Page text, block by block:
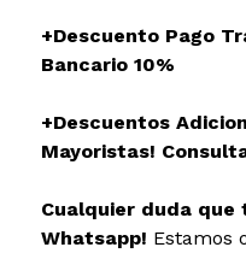
+Descuento Pago
Bancario 10%
+Descuentos
Mayoristas!
Cualquier duda que
Whatsapp! Estamos